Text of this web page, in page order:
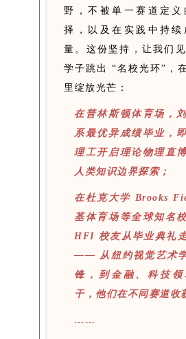
野，不被单一赛道定义
择，以及在实践中持续
量。这份坚持，让我们
学子跳出 “名校光环”，
里绽放光芒：
在普林斯顿体育场，
系最优异成绩毕业，
理工开启理论物理直
人类知识边界探索；
在杜克大学 Brooks
基体育场等全球知名
HFI 校友从毕业典礼
—— 从纽约视觉艺术
锋，到金融、科技
干，他们在不同赛道收
……